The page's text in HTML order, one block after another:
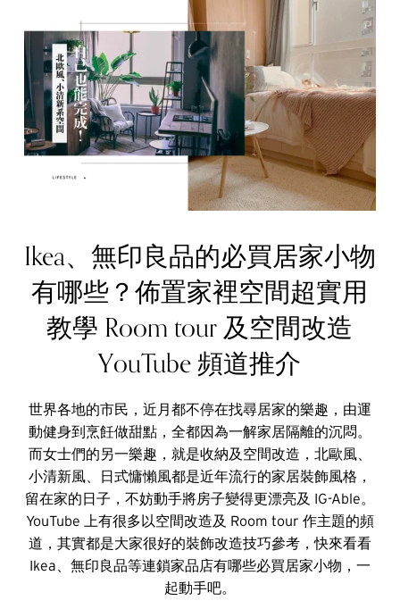
Ikea、無印良品的必買居家小物
有哪些？佈置家裡空間超實用
教學 Room tour 及空間改造
YouTube 頻道推介
世界各地的市民，近月都不停在找尋居家的樂趣，由運
動健身到烹飪做甜點，全都因為一解家居隔離的沉悶。
而女士們的另一樂趣，就是收納及空間改造，北歐風、
小清新風、日式慵懶風都是近年流行的家居裝飾風格，
留在家的日子，不妨動手將房子變得更漂亮及 IG-Able。
YouTube 上有很多以空間改造及 Room tour 作主題的頻
道，其實都是大家很好的裝飾改造技巧參考，快來看看
Ikea、無印良品等連鎖家品店有哪些必買居家小物，一
起動手吧。